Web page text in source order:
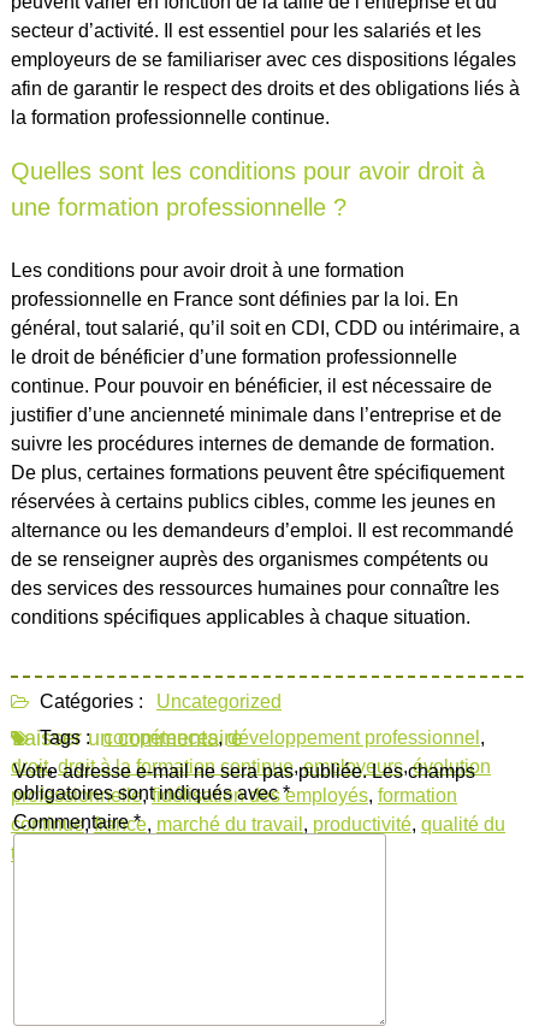
secteur d’activité. Il est essentiel pour les salariés et les
employeurs de se familiariser avec ces dispositions légales
afin de garantir le respect des droits et des obligations liés à
la formation professionnelle continue.
Quelles sont les conditions pour avoir droit à
une formation professionnelle ?
Les conditions pour avoir droit à une formation
professionnelle en France sont définies par la loi. En
général, tout salarié, qu’il soit en CDI, CDD ou intérimaire, a
le droit de bénéficier d’une formation professionnelle
continue. Pour pouvoir en bénéficier, il est nécessaire de
justifier d’une ancienneté minimale dans l’entreprise et de
suivre les procédures internes de demande de formation.
De plus, certaines formations peuvent être spécifiquement
réservées à certains publics cibles, comme les jeunes en
alternance ou les demandeurs d’emploi. Il est recommandé
de se renseigner auprès des organismes compétents ou
des services des ressources humaines pour connaître les
conditions spécifiques applicables à chaque situation.
Catégories :
Uncategorized
Tags : compétences,développement professionnel ,
droit,droit à la formation continue,employeurs,évolution
professionnelle,fidélisation des employés, formation
continue,france, marché du travail , productivité, qualité du
travail
Laisser un commentaire
Votre adresse e-mail ne sera pas publiée. Les champs
obligatoires sont indiqués avec*
Commentaire*